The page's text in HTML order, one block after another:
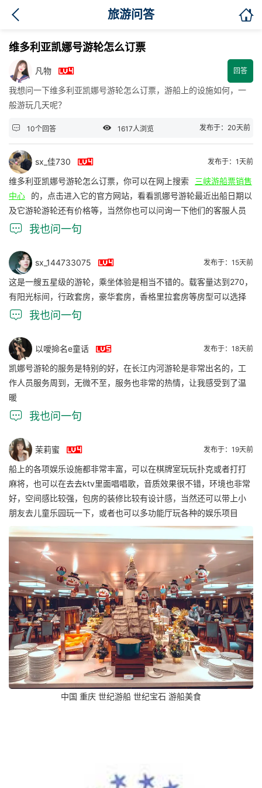
旅游问答 
维多利亚凯娜号游轮怎么订票
凡物  回答
我想问一下维多利亚凯娜号游轮怎么订票，游船上的设施如何，一
般游玩几天呢？
 10个回答  1617人浏览 发布于：20天前
sx_佳730  发布于：1天前
维多利亚凯娜号游轮怎么订票，你可以在网上搜索
三峡游船票销售
中心
的，点击进入它的官方网站，看看凯娜号游轮最近出船日期以
及它游轮游轮还有价格等，当然你也可以问询一下他们的客服人员
 我也问一句
sx_144733075  发布于：15天前
这是一艘五星级的游轮，乘坐体验是相当不错的。载客量达到270，
有阳光标间，行政套房，豪华套房，香格里拉套房等房型可以选择
 我也问一句
以噯掵名e童话  发布于：18天前
凯娜号游轮的服务是特别的好，在长江内河游轮是非常出名的，工
作人员服务周到，无微不至，服务也非常的热情，让我感受到了温
暖
 我也问一句
茉莉蜜  发布于：19天前
船上的各项娱乐设施都非常丰富，可以在棋牌室玩玩扑克或者打打
麻将，也可以在去去ktv里面唱唱歌，音质效果很不错，环境也非常
好，空间感比较强，包房的装修比较有设计感，当然还可以带上小
朋友去儿童乐园玩一下，或者也可以多功能厅玩各种的娱乐项目
中国 重庆 世纪游船 世纪宝石 游船美食